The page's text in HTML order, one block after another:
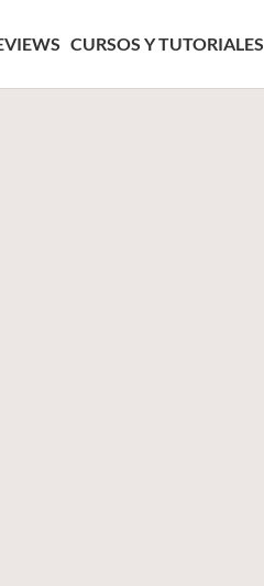
CURSOS Y TUTORIALES